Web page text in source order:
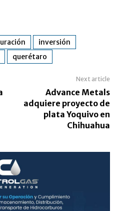
inversión
querétaro
Next article
Advance Metals
adquiere proyecto de
plata Yoquivo en
Chihuahua